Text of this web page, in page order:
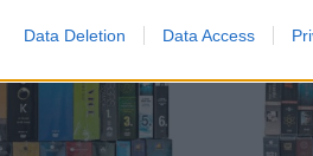
Data Deletion Data Access